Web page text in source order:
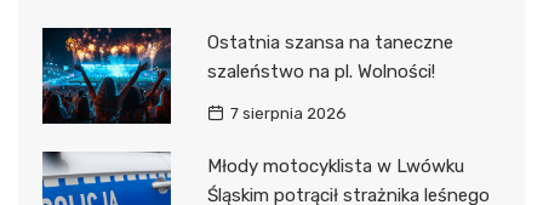
Ostatnia szansa na taneczne
szaleństwo na pl. Wolności!
7 sierpnia 2026
Młody motocyklista w Lwówku
Śląskim potrącił strażnika leśnego